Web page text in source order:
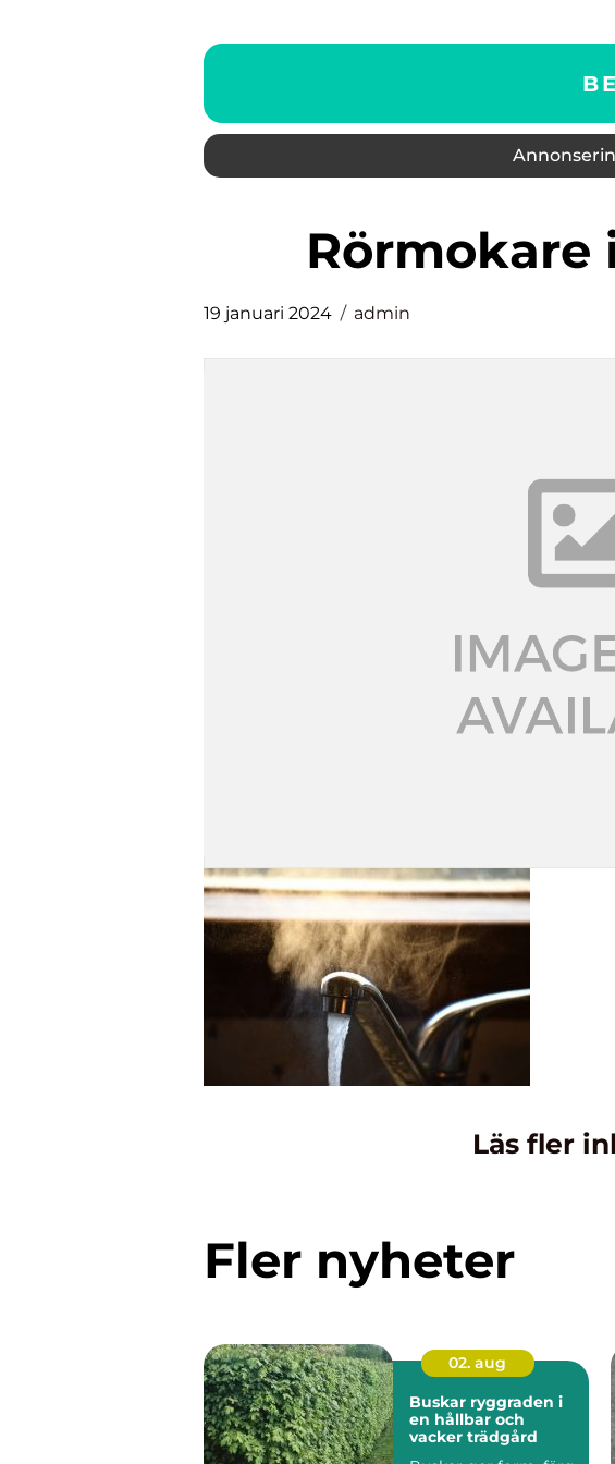
19 januari 2024 admin
Läs fler
Fler nyheter
02. aug
Buskar ryggraden i
en hållbar och
vacker trädgård